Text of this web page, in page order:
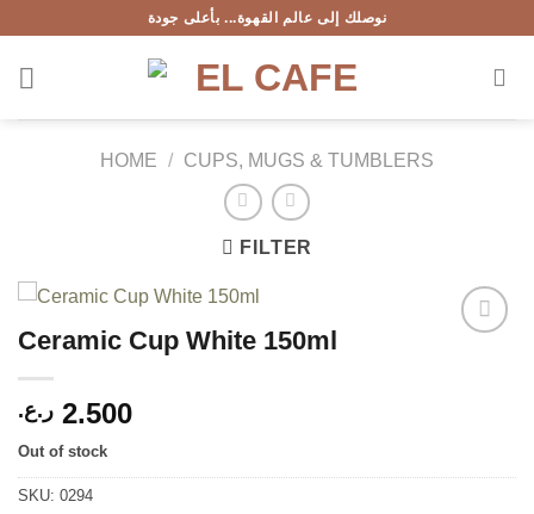
content
نوصلك إلى عالم القهوة... بأعلى جودة
HOME / CUPS, MUGS & TUMBLERS
FILTER
Ceramic Cup White 150ml
2.500 ر.ع.
Out of stock
SKU: 0294